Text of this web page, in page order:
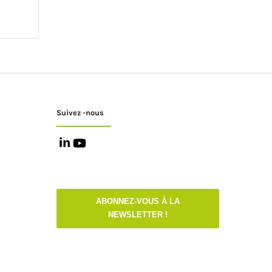
Suivez -nous
ABONNEZ-VOUS À LA
NEWSLETTER !